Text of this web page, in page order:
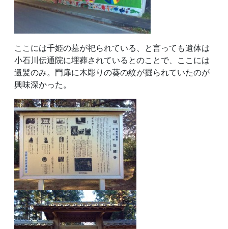
ここには千姫の墓が祀られている、と言っても遺体は
小石川伝通院に埋葬されているとのことで、ここには
遺髪のみ。門扉に木彫りの葵の紋が掘られていたのが
興味深かった。